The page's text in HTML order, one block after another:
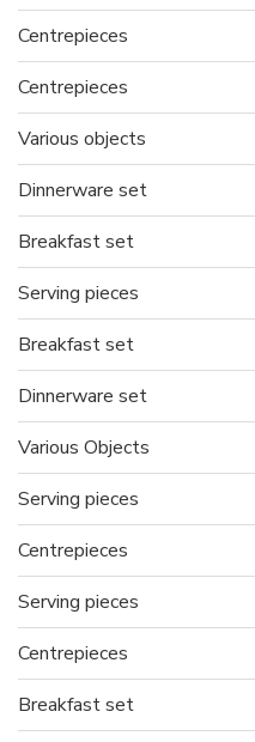
Centrepieces
Centrepieces
Various objects
Dinnerware set
Breakfast set
Serving pieces
Breakfast set
Dinnerware set
Various Objects
Serving pieces
Centrepieces
Serving pieces
Centrepieces
Breakfast set